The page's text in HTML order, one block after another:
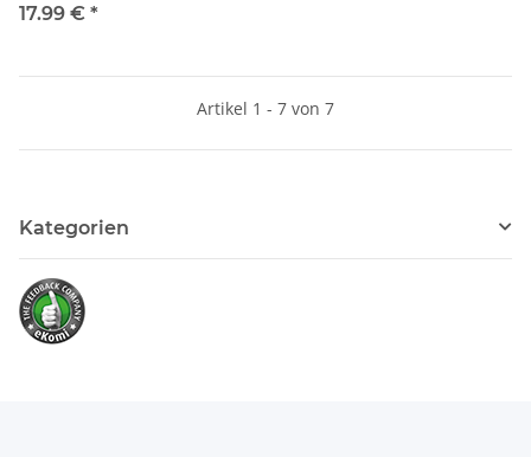
17.99 € *
Artikel 1 - 7 von 7
Kategorien